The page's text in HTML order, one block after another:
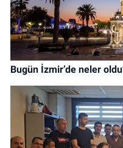
Bugün İzmir’de neler